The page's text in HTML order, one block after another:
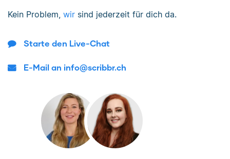
Kein Problem, wir sind jederzeit für dich da.
Starte den Live-Chat
E-Mail an info@scribbr.ch